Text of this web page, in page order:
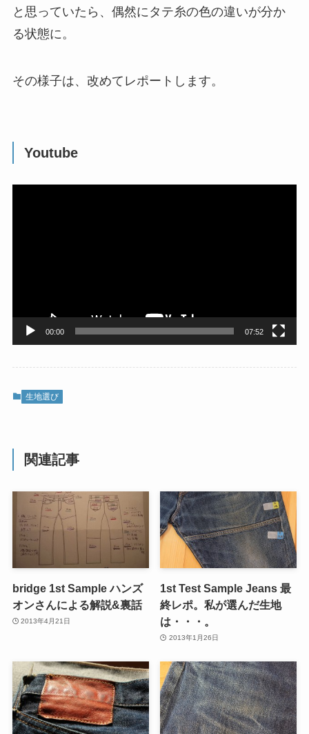
と思っていたら、偶然にタテ糸の色の違いが分か
る状態に。
その様子は、改めてレポートします。
Youtube
00:00 07:52
生地選び
関連記事
bridge 1st Sample ハンズ
オンさんによる解説&裏話
2013年4月21日
1st Test Sample Jeans 最
終レポ。私が選んだ生地
は・・・。
2013年1月26日